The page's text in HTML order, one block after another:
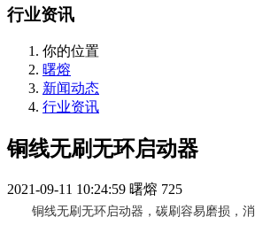
行业资讯
你的位置
曙熔
新闻动态
行业资讯
铜线无刷无环启动器
2021-09-11 10:24:59 曙熔 725
铜线无刷无环启动器，碳刷容易磨损，